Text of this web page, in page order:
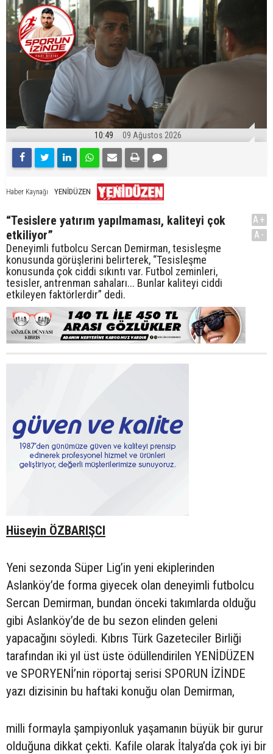
10:49 09 Ağustos 2026
Haber Kaynağı YENİDÜZEN
“Tesislere yatırım yapılmaması, kaliteyi çok
etkiliyor”
Deneyimli futbolcu Sercan Demirman, tesisleşme
konusunda görüşlerini belirterek, “Tesisleşme
konusunda çok ciddi sıkıntı var. Futbol zeminleri,
tesisler, antrenman sahaları... Bunlar kaliteyi ciddi
etkileyen faktörlerdir” dedi.
A+
A-
Hüseyin ÖZBARIŞCI
Yeni sezonda Süper Lig’in yeni ekiplerinden
Aslanköy’de forma giyecek olan deneyimli futbolcu
Sercan Demirman, bundan önceki takımlarda olduğu
gibi Aslanköy’de de bu sezon elinden geleni
yapacağını söyledi. Kıbrıs Türk Gazeteciler Birliği
tarafından iki yıl üst üste ödüllendirilen YENİDÜZEN
ve SPORYENİ’nin röportaj serisi SPORUN İZİNDE
yazı dizisinin bu haftaki konuğu olan Demirman,
milli formayla şampiyonluk yaşamanın büyük bir gurur
olduğuna dikkat çekti. Kafile olarak İtalya’da çok iyi bir